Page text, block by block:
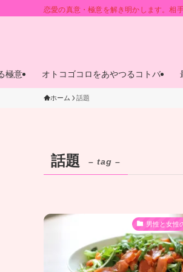
恋愛の真意・極意を解き明かします。相
極意 オトコゴコロをあやつるコトバ
ホーム 話題
話題 – tag –
男性と女性